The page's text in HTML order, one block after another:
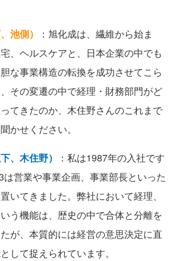
池側）
：旭化成は、繊維から始ま
、ヘルスケアと、日本企業の中でも
な事業構造の転換を成功させてこら
その変遷の中で経理・財務部門がど
てきたのか、木住野さんのこれまで
かせください。
、木住野）
：私は1987年の入社です
は営業や事業企画、事業部長といった
いてきました。弊社において経理、
う機能は、歴史の中で合体と分離を
が、本質的には経営の意思決定に直
して捉えられています。